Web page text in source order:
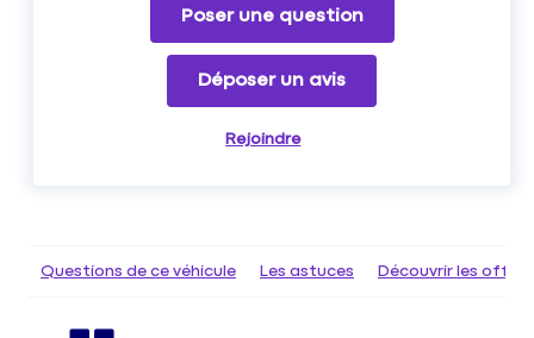
Poser une question
Déposer un avis
Rejoindre
Questions de ce véhicule Les astuces Découvrir les